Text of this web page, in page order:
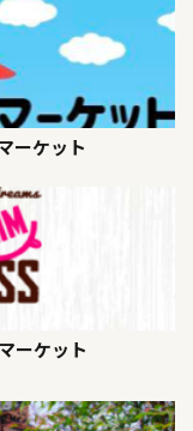
ーケット
ーケット